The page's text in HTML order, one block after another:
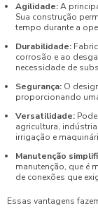
Agilidade:A
Sua construção
tempo durante a
Durabilidade:
corrosão e ao
necessidade de
Segurança: O
proporcionando
Versatilidade:
agricultura,
irrigação e
Manutenção
manutenção, que é
de conexões que
Essas vantagens